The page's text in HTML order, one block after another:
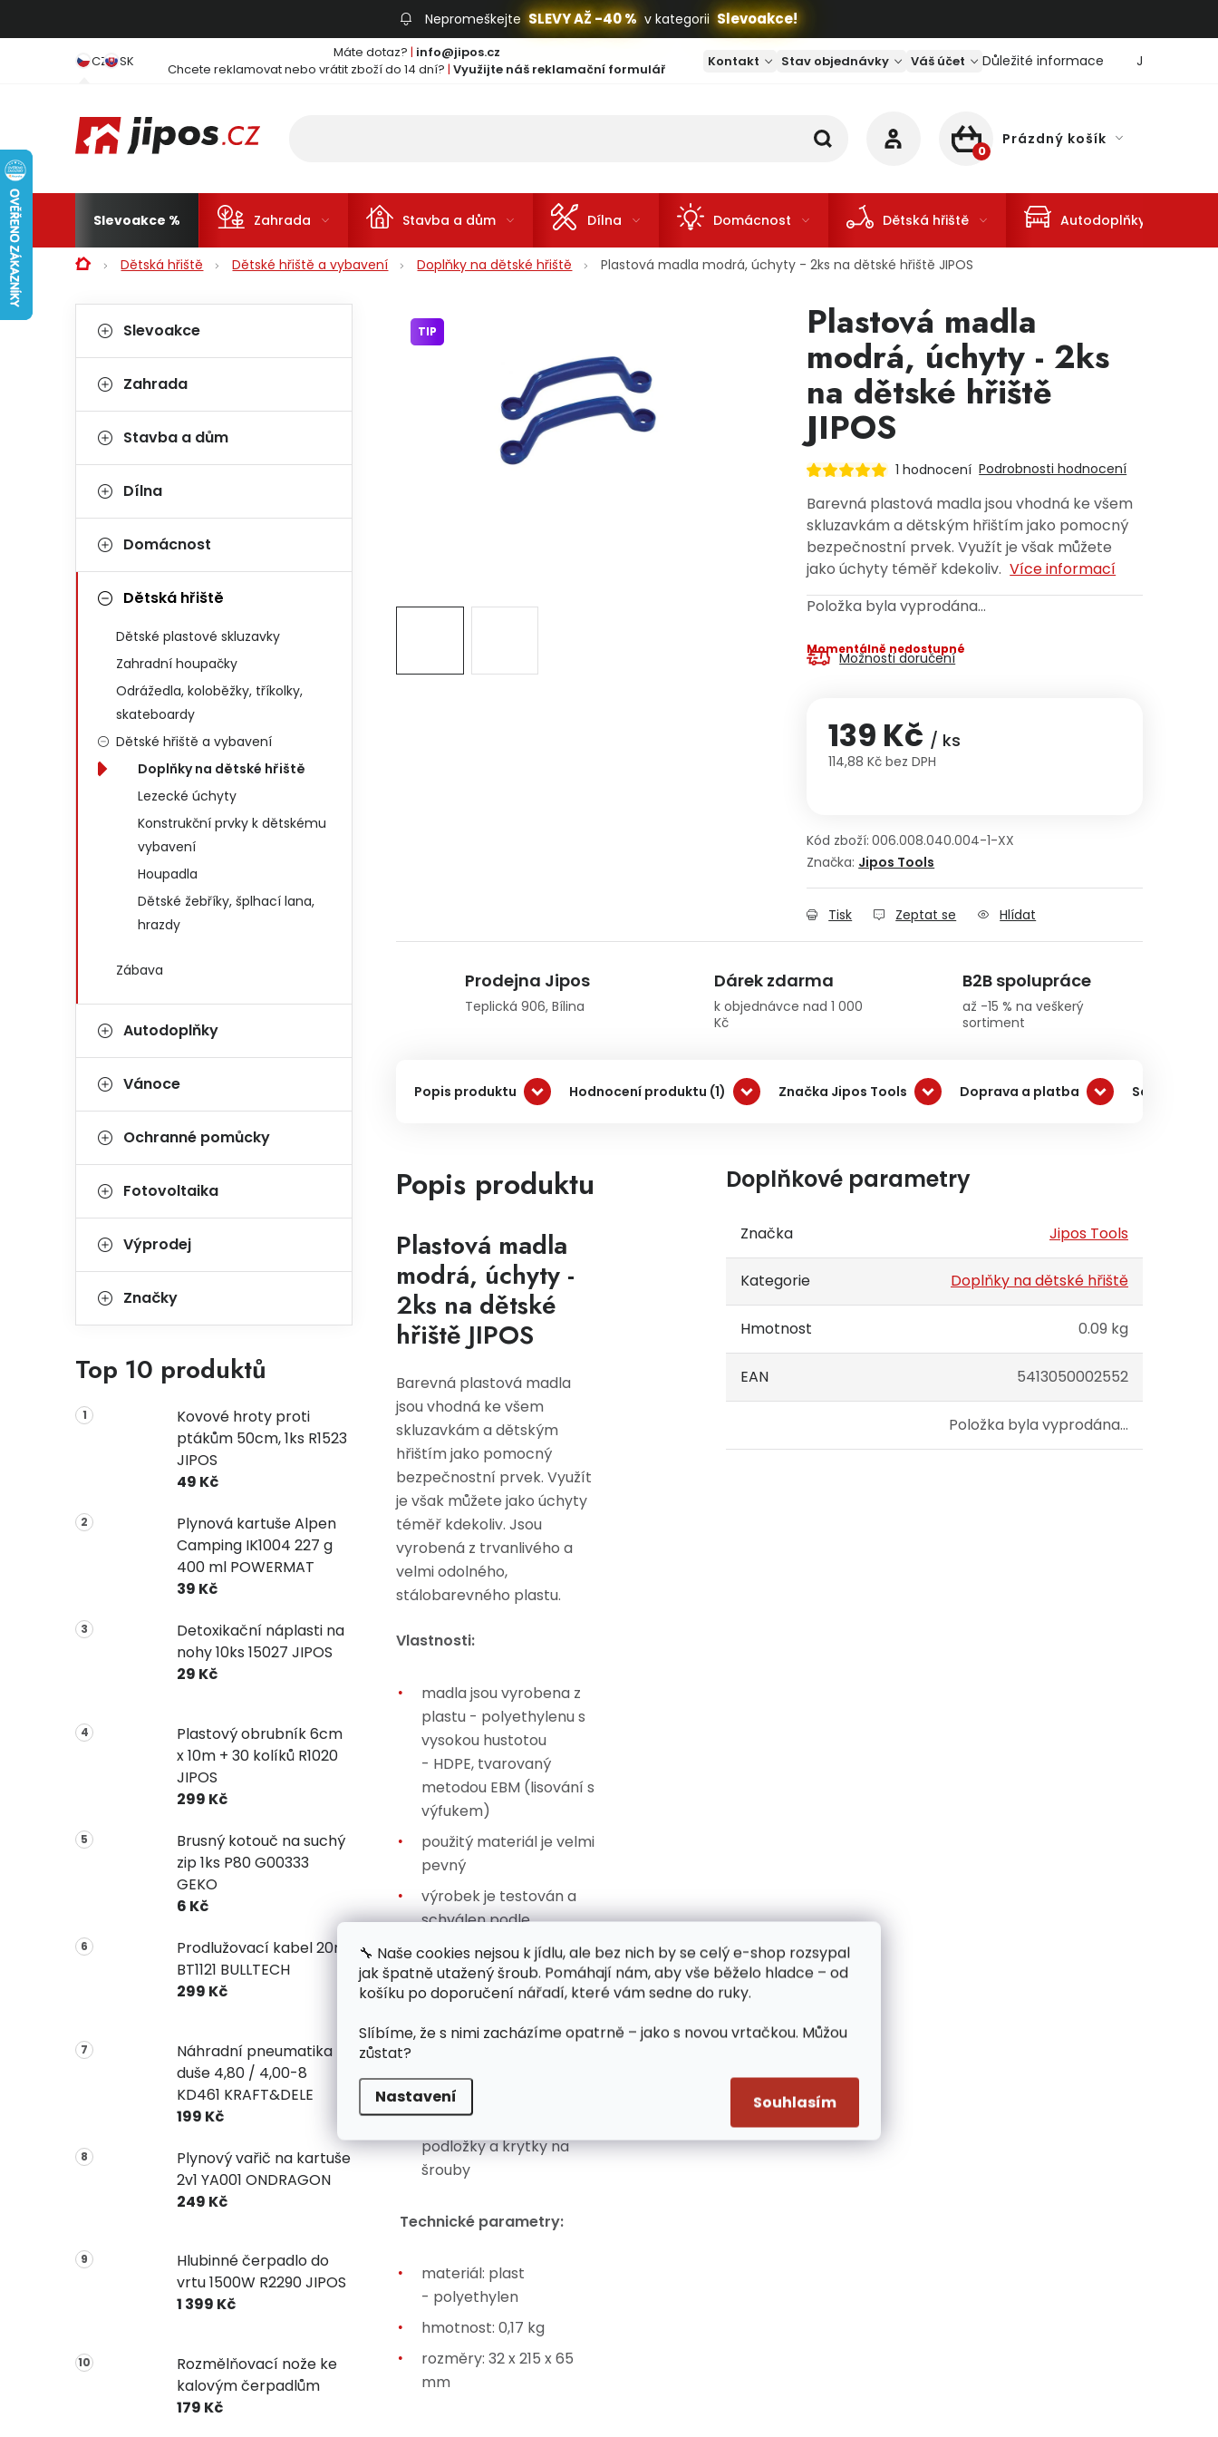
🔧 Naše cookies nejsou k jídlu, ale bez nich by se celý e-shop rozsypal
jak špatně utažený šroub. Pomáhají nám, aby vše běželo hladce – od
košíku po doporučení nářadí, které vám sedne do ruky.
Slíbíme, že s nimi zacházíme opatrně – jako s novou vrtačkou. Můžou
zůstat?
Nastavení Souhlasím
Nepromeškejte SLEVY AŽ -40 % v kategorii Slevoakce!
CZ SK Máte dotaz? | info@jipos.cz
Chcete reklamovat nebo vrátit zboží do 14 dní? | Využijte náš reklamační formulář Kontakt Stav objednávky Váš účet Důležité informace Jaký je
NÁKUPNÍ KOŠÍK
Prázdný košík
Slevoakce Zahrada Stavba a dům Dílna Domácnost Dětská hřiště Autodoplňky
DomůDětská hřiště Dětské hřiště a vybavení Doplňky na dětské hřiště Plastová madla modrá, úchyty - 2ks na dětské hřiště JIPOS
Postranní panel
Kategorie
Slevoakce
Zahrada
Stavba a dům
Dílna
Domácnost
Dětská hřiště
Dětské plastové skluzavky
Zahradní houpačky
Odrážedla, koloběžky, tříkolky,
skateboardy
Dětské hřiště a vybavení
Doplňky na dětské hřiště
Lezecké úchyty
Konstrukční prvky k dětskému
vybavení
Houpadla
Dětské žebříky, šplhací lana,
hrazdy
Zábava
Autodoplňky
Vánoce
Ochranné pomůcky
Fotovoltaika
Výprodej
Značky
Top 10 produktů
Kovové hroty proti
ptákům 50cm, 1ks R1523
JIPOS
49 Kč
Plynová kartuše Alpen
Camping IK1004 227 g
400 ml POWERMAT
39 Kč
Detoxikační náplasti na
nohy 10ks 15027 JIPOS
29 Kč
Plastový obrubník 6cm
x 10m + 30 kolíků R1020
JIPOS
299 Kč
Brusný kotouč na suchý
zip 1ks P80 G00333
GEKO
6 Kč
Prodlužovací kabel 20m
BT1121 BULLTECH
299 Kč
Náhradní pneumatika +
duše 4,80 / 4,00-8
KD461 KRAFT&DELE
199 Kč
Plynový vařič na kartuše
2v1 YA001 ONDRAGON
249 Kč
Hlubinné čerpadlo do
vrtu 1500W R2290 JIPOS
1 399 Kč
Rozmělňovací nože ke
kalovým čerpadlům
179 Kč
Plastová madla
modrá, úchyty - 2ks
na dětské hřiště
JIPOS
1 hodnocení Podrobnosti hodnocení
Barevná plastová madla jsou vhodná ke všem
skluzavkám a dětským hřištím jako pomocný
bezpečnostní prvek. Využít je však můžete
jako úchyty téměř kdekoliv. Více informací
Položka byla vyprodána…
Momentálně nedostupné
Možnosti doručení
139 Kč / ks
114,88 Kč bez DPH
Kód zboží: 006.008.040.004-1-XX
Značka: Jipos Tools
Tisk Zeptat se Hlídat
TIP
Prodejna Jipos
Teplická 906, Bílina
Dárek zdarma
k objednávce nad 1 000
Kč
B2B spolupráce
až -15 % na veškerý
sortiment
Popis produktu Hodnocení produktu (1) Značka Jipos Tools Doprava a platba Související
Popis produktu
Plastová madla
modrá, úchyty -
2ks na dětské
hřiště JIPOS
Barevná plastová madla
jsou vhodná ke všem
skluzavkám a dětským
hřištím jako pomocný
bezpečnostní prvek. Využít
je však můžete jako úchyty
téměř kdekoliv. Jsou
vyrobená z trvanlivého a
velmi odolného,
stálobarevného plastu.
Vlastnosti:
madla jsou vyrobena z
plastu - polyethylenu s
vysokou hustotou
- HDPE, tvarovaný
metodou EBM (lisování s
výfukem)
použitý materiál je velmi
pevný
výrobek je testován a
schválen podle
nejnovějších evropských
směrnic a nařízení
barevné provedení:
plastových madel,
4 šestihranné vruty do
dřeva (6 x 40 mm),
podložky a krytky na
šrouby
Technické parametry:
materiál: plast
- polyethylen
hmotnost: 0,17 kg
rozměry: 32 x 215 x 65
mm
Doplňkové parametry
Značka Jipos Tools
Kategorie Doplňky na dětské hřiště
Hmotnost 0.09 kg
EAN 5413050002552
Položka byla vyprodána…